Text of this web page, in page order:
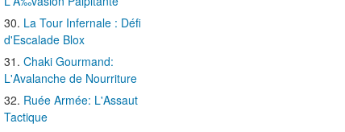
La Tour Infernale : Défi
d'Escalade Blox
Chaki Gourmand:
L'Avalanche de Nourriture
Ruée Armée: L'Assaut
Tactique